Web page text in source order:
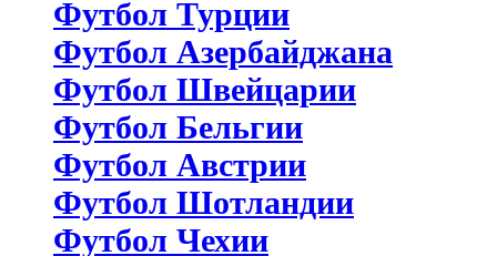
Футбол Турции
Футбол Азербайджана
Футбол Швейцарии
Футбол Бельгии
Футбол Австрии
Футбол Шотландии
Футбол Чехии